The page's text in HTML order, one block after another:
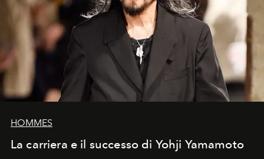
HOMMES
La carriera e il successo di Yohji Yamamoto